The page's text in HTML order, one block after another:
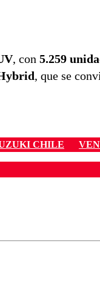
, con 5.259
, que se
CHILE